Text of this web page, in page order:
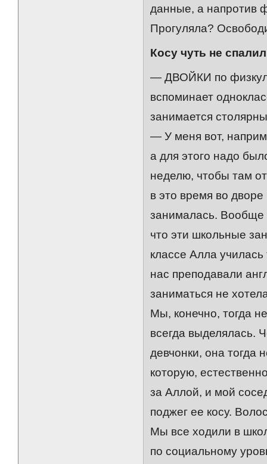
данные, а напротив
Прогуляла?
Косу чуть не
— ДВОЙКИ по
вспоминает
занимается
— У меня вот,
а для этого надо
неделю, чтобы там
в это время во
занималась. Вообще
что эти школьные
классе Алла
нас преподавали
заниматься не
Мы, конечно, тогда
всегда выделялась.
девчонки, она тогда
которую,
за Аллой, и мой
поджег ее косу.
Мы все ходили в
по социальному